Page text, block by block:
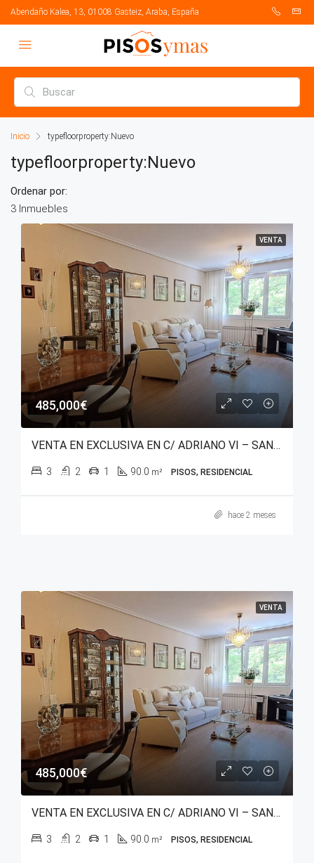
Abendaño Kalea, 13, 01008 Gasteiz, Araba, España
Inicio typefloorproperty:Nuevo
typefloorproperty:Nuevo
3 Inmuebles
Ordenar por:
VENTA
485,000€
VENTA EN EXCLUSIVA EN C/ ADRIANO VI – SAN MARTÍN
3 2 1 90.0 m² PISOS, RESIDENCIAL
hace 2 meses
VENTA
485,000€
VENTA EN EXCLUSIVA EN C/ ADRIANO VI – SAN MARTÍN
3 2 1 90.0 m² PISOS, RESIDENCIAL